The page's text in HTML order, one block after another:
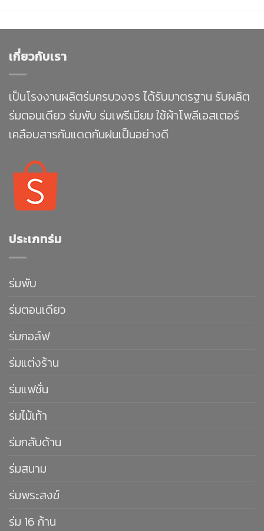
เกี่ยวกับเรา
เป็นโรงงานผลิตร่มครบวงจร ได้รับมาตรฐาน รับผลิต
ร่มตอนเดียว ร่มพับ ร่มเพรีเมียม ใช้ผ้าโพลีเอสเตอร์
เคลือบสารกันแดดกันฝนเป็นอย่างดี
ประเภทร่ม
ร่มพับ
ร่มตอนเดียว
ร่มกอล์ฟ
ร่มแต่งร้าน
ร่มแฟชั่น
ร่มไม้เท้า
ร่มกลับด้าน
ร่มสนาม
ร่มพระสงฆ์
ร่ม 16 ก้าน